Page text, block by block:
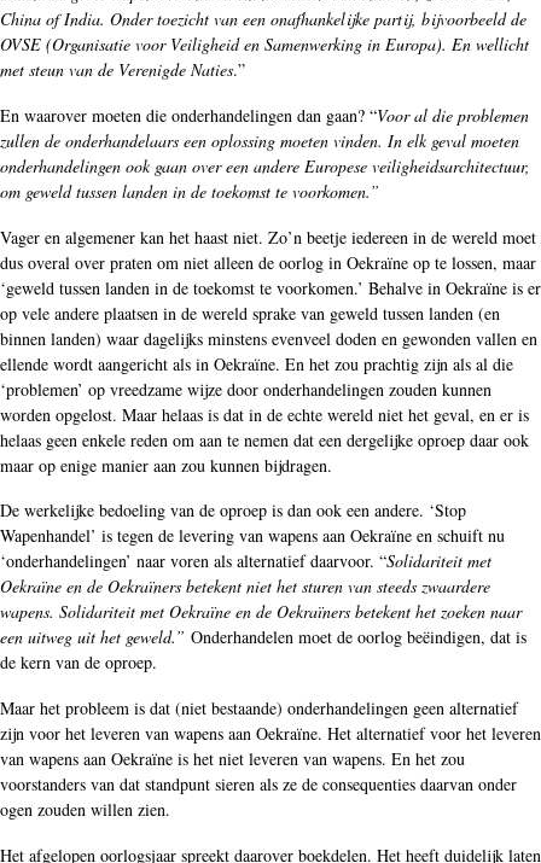
China of India. Onder toezicht van een onafhankelijke partij, bijvoorbeeld de
OVSE (Organisatie voor Veiligheid en Samenwerking in Europa). En wellicht
met steun van de Verenigde Naties.”
En waarover moeten die onderhandelingen dan gaan? “Voor al die problemen
zullen de onderhandelaars een oplossing moeten vinden. In elk geval moeten
onderhandelingen ook gaan over een andere Europese veiligheidsarchitectuur,
om geweld tussen landen in de toekomst te voorkomen.”
Vager en algemener kan het haast niet. Zo’n beetje iedereen in de wereld moet
dus overal over praten om niet alleen de oorlog in Oekraïne op te lossen, maar
‘geweld tussen landen in de toekomst te voorkomen.’ Behalve in Oekraïne is er
op vele andere plaatsen in de wereld sprake van geweld tussen landen (en
binnen landen) waar dagelijks minstens evenveel doden en gewonden vallen en
ellende wordt aangericht als in Oekraïne. En het zou prachtig zijn als al die
‘problemen’ op vreedzame wijze door onderhandelingen zouden kunnen
worden opgelost. Maar helaas is dat in de echte wereld niet het geval, en er is
helaas geen enkele reden om aan te nemen dat een dergelijke oproep daar ook
maar op enige manier aan zou kunnen bijdragen.
De werkelijke bedoeling van de oproep is dan ook een andere. ‘Stop
Wapenhandel’ is tegen de levering van wapens aan Oekraïne en schuift nu
‘onderhandelingen’ naar voren als alternatief daarvoor. “Solidariteit met
Oekraïne en de Oekraïners betekent niet het sturen van steeds zwaardere
wapens. Solidariteit met Oekraïne en de Oekraïners betekent het zoeken naar
een uitweg uit het geweld.” Onderhandelen moet de oorlog beëindigen, dat is
de kern van de oproep.
Maar het probleem is dat (niet bestaande) onderhandelingen geen alternatief
zijn voor het leveren van wapens aan Oekraïne. Het alternatief voor het leveren
van wapens aan Oekraïne is het niet leveren van wapens. En het zou
voorstanders van dat standpunt sieren als ze de consequenties daarvan onder
ogen zouden willen zien.
Het afgelopen oorlogsjaar spreekt daarover boekdelen. Het heeft duidelijk laten